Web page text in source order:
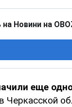
Новини на
еще
Черкасской